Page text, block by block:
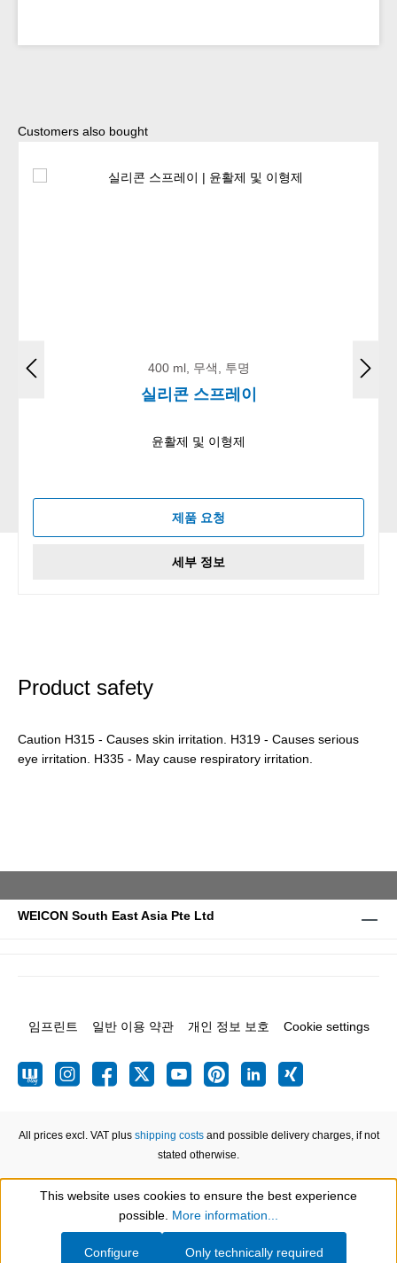
Skip product gallery
Customers also bought
400 ml, 무색, 투명
실리콘 스프레이
윤활제 및 이형제
제품 요청
세부 정보
Product safety
Caution H315 - Causes skin irritation. H319 - Causes serious
eye irritation. H335 - May cause respiratory irritation.
WEICON South East Asia Pte Ltd
임프린트 일반 이용 약관 개인 정보 보호 Cookie settings
All prices excl. VAT plus shipping costsand possible delivery charges, if not
stated otherwise.
Show toolbar
This website uses cookies to ensure the best experience
possible. More information...
Only technically required
Configure